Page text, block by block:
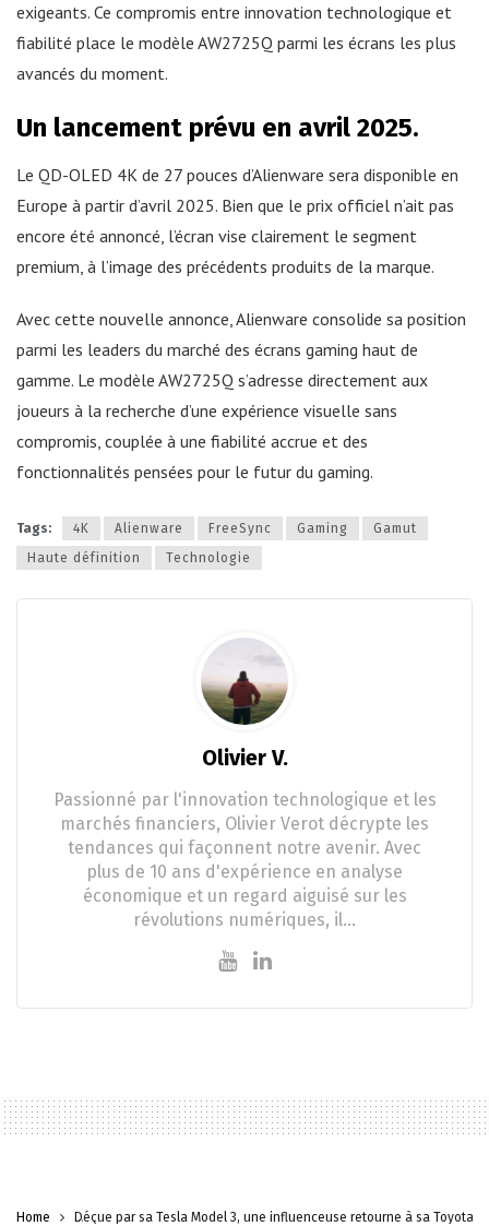
exigeants. Ce compromis entre innovation technologique et
fiabilité place le modèle AW2725Q parmi les écrans les plus
avancés du moment.
Un lancement prévu en avril 2025.
Le QD-OLED 4K de 27 pouces d’Alienware sera disponible en
Europe à partir d’avril 2025. Bien que le prix officiel n’ait pas
encore été annoncé, l’écran vise clairement le segment
premium, à l’image des précédents produits de la marque.
Avec cette nouvelle annonce, Alienware consolide sa position
parmi les leaders du marché des écrans gaming haut de
gamme. Le modèle AW2725Q s’adresse directement aux
joueurs à la recherche d’une expérience visuelle sans
compromis, couplée à une fiabilité accrue et des
fonctionnalités pensées pour le futur du gaming.
Tags: 4K Alienware FreeSync Gaming
Gamut
Haute définition
Technologie
Olivier V.
Passionné par l'innovation technologique et les
marchés financiers, Olivier Verot décrypte les
tendances qui façonnent notre avenir. Avec
plus de 10 ans d'expérience en analyse
économique et un regard aiguisé sur les
révolutions numériques, il…
Home Déçue par sa Tesla Model 3, une influenceuse retourne à sa Toyota